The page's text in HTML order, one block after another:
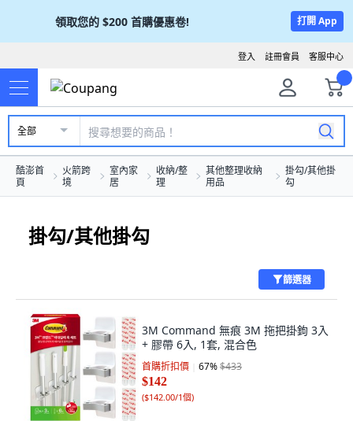
領取您的 $200 首購優惠卷! 打開 App
客服中心
註冊會員
登入
全部
酷澎首
頁
火箭跨
境
室內家
居
收納/整
理
其他整理收納
用品
掛勾/其他掛
勾
掛勾/其他掛勾
篩選器
3M Command 無痕 3M 拖把掛鉤 3入
+ 膠帶 6入, 1套, 混合色
首購折扣價 67%$433
$142
($142.00/1個)